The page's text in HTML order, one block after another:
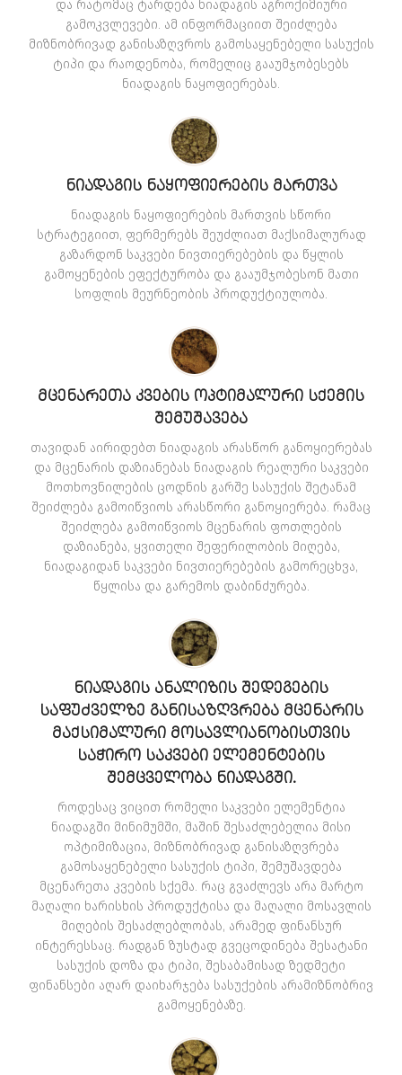
და რატომაც ტარდება ნიადაგის აგროქიმიური
გამოკვლევები. ამ ინფორმაციით შეიძლება
მიზნობრივად განისაზღვროს გამოსაყენებელი სასუქის
ტიპი და რაოდენობა, რომელიც გააუმჯობესებს
ნიადაგის ნაყოფიერებას.
ᲜᲘᲐᲓᲐᲒᲘᲡ ᲜᲐᲧᲝᲤᲘᲔᲠᲔᲑᲘᲡ ᲛᲐᲠᲗᲕᲐ
ნიადაგის ნაყოფიერების მართვის სწორი
სტრატეგიით, ფერმერებს შეუძლიათ მაქსიმალურად
გაზარდონ საკვები ნივთიერებების და წყლის
გამოყენების ეფექტურობა და გააუმჯობესონ მათი
სოფლის მეურნეობის პროდუქტიულობა.
ᲛᲪᲔᲜᲐᲠᲔᲗᲐ ᲙᲕᲔᲑᲘᲡ ᲝᲞᲢᲘᲛᲐᲚᲣᲠᲘ ᲡᲥᲔᲛᲘᲡ
ᲨᲔᲛᲣᲨᲐᲕᲔᲑᲐ
თავიდან აირიდებთ ნიადაგის არასწორ განოყიერებას
და მცენარის დაზიანებას ნიადაგის რეალური საკვები
მოთხოვნილების ცოდნის გარშე სასუქის შეტანამ
შეიძლება გამოიწვიოს არასწორი განოყიერება. რამაც
შეიძლება გამოიწვიოს მცენარის ფოთლების
დაზიანება, ყვითელი შეფერილობის მიღება,
ნიადაგიდან საკვები ნივთიერებების გამორეცხვა,
წყლისა და გარემოს დაბინძურება.
ᲜᲘᲐᲓᲐᲒᲘᲡ ᲐᲜᲐᲚᲘᲖᲘᲡ ᲨᲔᲓᲔᲒᲔᲑᲘᲡ
ᲡᲐᲤᲣᲫᲕᲔᲚᲖᲔ ᲒᲐᲜᲘᲡᲐᲖᲦᲕᲠᲔᲑᲐ ᲛᲪᲔᲜᲐᲠᲘᲡ
ᲛᲐᲥᲡᲘᲛᲐᲚᲣᲠᲘ ᲛᲝᲡᲐᲕᲚᲘᲐᲜᲝᲑᲘᲡᲗᲕᲘᲡ
ᲡᲐᲭᲘᲠᲝ ᲡᲐᲙᲕᲔᲑᲘ ᲔᲚᲔᲛᲔᲜᲢᲔᲑᲘᲡ
ᲨᲔᲛᲪᲕᲔᲚᲝᲑᲐ ᲜᲘᲐᲓᲐᲒᲨᲘ.
როდესაც ვიცით რომელი საკვები ელემენტია
ნიადაგში მინიმუმში, მაშინ შესაძლებელია მისი
ოპტიმიზაცია, მიზნობრივად განისაზღვრება
გამოსაყენებელი სასუქის ტიპი, შემუშავდება
მცენარეთა კვების სქემა. რაც გვაძლევს არა მარტო
მაღალი ხარისხის პროდუქტისა და მაღალი მოსავლის
მიღების შესაძლებლობას, არამედ ფინანსურ
ინტერესსაც. რადგან ზუსტად გვეცოდინება შესატანი
სასუქის დოზა და ტიპი, შესაბამისად ზედმეტი
ფინანსები აღარ დაიხარჯება სასუქების არამიზნობრივ
გამოყენებაზე.